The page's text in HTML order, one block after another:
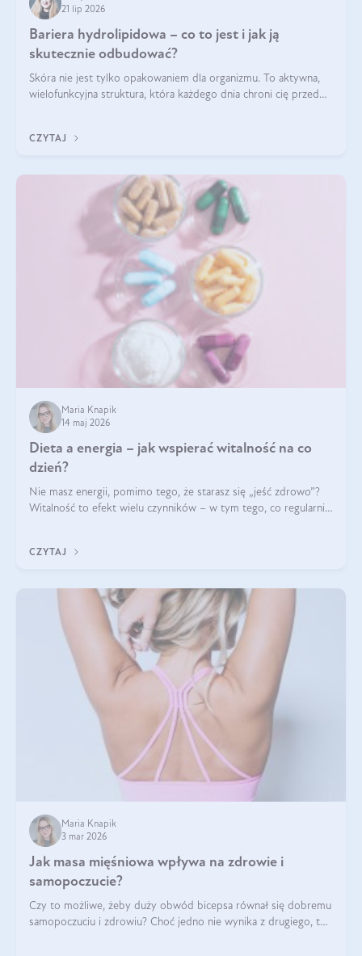
21 lip 2026
Bariera hydrolipidowa – co to jest i jak ją
skutecznie odbudować?
Skóra nie jest tylko opakowaniem dla organizmu. To aktywna,
wielofunkcyjna struktura, która każdego dnia chroni cię przed
bariera hydrolipidowa.
CZYTAJ
Maria Knapik
14 maj 2026
Dieta a energia – jak wspierać witalność na co
dzień?
Nie masz energii, pomimo tego, że starasz się „jeść zdrowo”?
Witalność to efekt wielu czynników – w tym tego, co regularnie
CZYTAJ
Maria Knapik
3 mar 2026
Jak masa mięśniowa wpływa na zdrowie i
samopoczucie?
Czy to możliwe, żeby duży obwód bicepsa równał się dobremu
samopoczuciu i zdrowiu? Choć jedno nie wynika z drugiego, to